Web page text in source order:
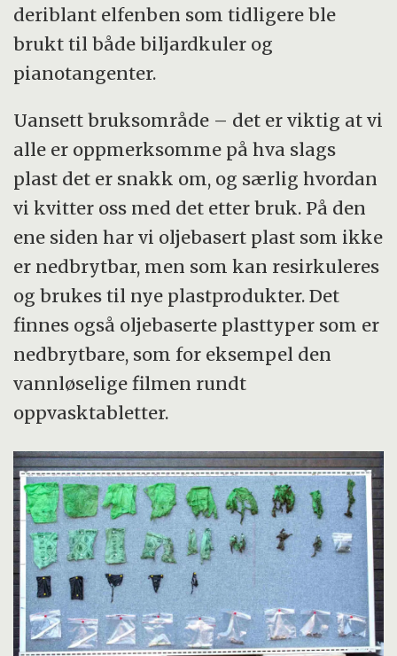
deriblant elfenben som tidligere ble
brukt til både biljardkuler og
pianotangenter.
Uansett bruksområde – det er viktig at vi
alle er oppmerksomme på hva slags
plast det er snakk om, og særlig hvordan
vi kvitter oss med det etter bruk. På den
ene siden har vi oljebasert plast som ikke
er nedbrytbar, men som kan resirkuleres
og brukes til nye plastprodukter. Det
finnes også oljebaserte plasttyper som er
nedbrytbare, som for eksempel den
vannløselige filmen rundt
oppvasktabletter.